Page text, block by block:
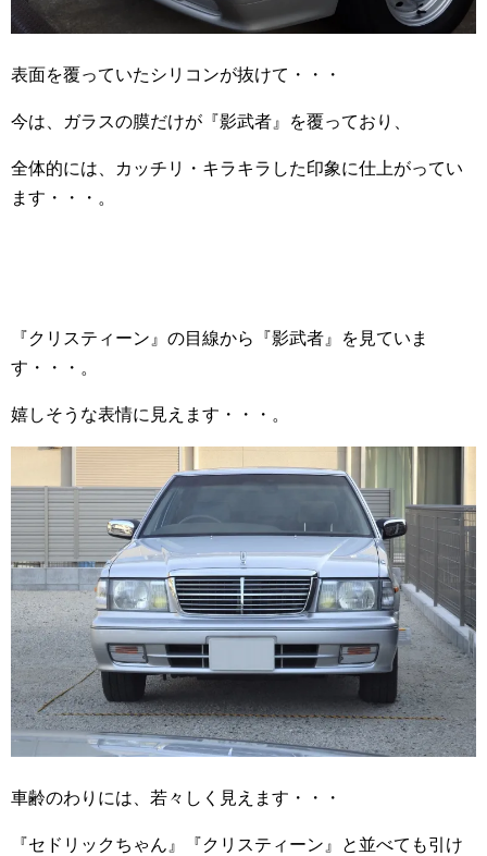
表面を覆っていたシリコンが抜けて・・・
今は、ガラスの膜だけが『影武者』を覆っており、
全体的には、カッチリ・キラキラした印象に仕上がってい
ます・・・。
『クリスティーン』の目線から『影武者』を見ていま
す・・・。
嬉しそうな表情に見えます・・・。
車齢のわりには、若々しく見えます・・・
『セドリックちゃん』『クリスティーン』と並べても引け